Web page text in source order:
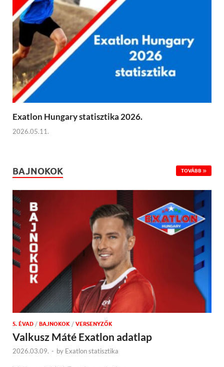
Exatlon Hungary statisztika 2026.
2026.05.11.
BAJNOKOK TOVÁBB
5. ÉVAD / BAJNOKOK / VERSENYZŐK
Valkusz Máté Exatlon adatlap
2026.03.09. - by Exatlon statisztika